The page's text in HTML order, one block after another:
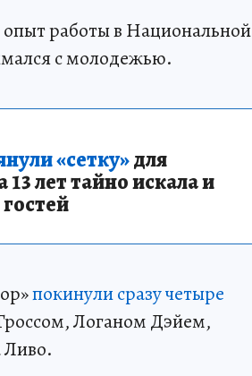
работы в Национальной
с молодежью.
«сетку»для
лет тайно искала и
покинули сразу четыре
Логаном Дэйем,